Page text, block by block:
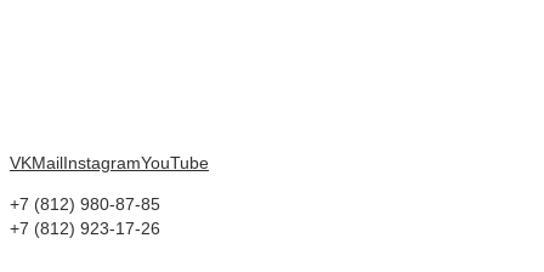
VKMailInstagramYouTube
+7 (812) 980-87-85
+7 (812) 923-17-26